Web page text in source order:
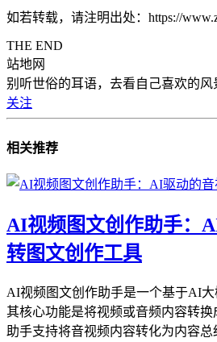
如若转载，请注明出处：https://
THE END
站地网
别听世俗的耳语，去看自己喜欢的风
关注
相关推荐
AI视频图文创作助手：
转图文创作工具
AI视频图文创作助手是一个基于AI大
其核心功能是将视频或音频内容转
助手支持将音视频内容转化为内容